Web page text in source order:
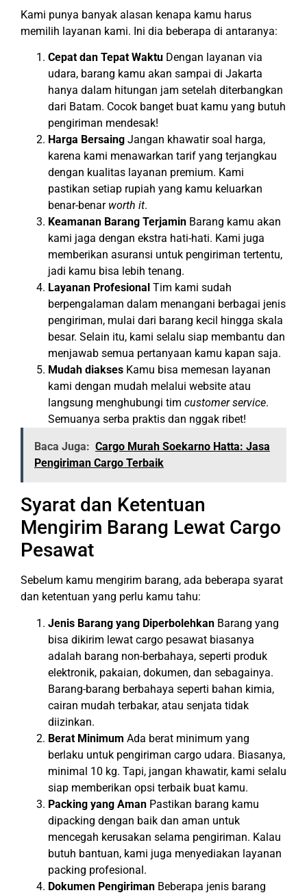
Kami punya banyak alasan kenapa kamu harus
memilih layanan kami. Ini dia beberapa di antaranya:
Cepat dan Tepat Waktu Dengan layanan via
udara, barang kamu akan sampai di Jakarta
hanya dalam hitungan jam setelah diterbangkan
dari Batam. Cocok banget buat kamu yang butuh
pengiriman mendesak!
Harga Bersaing Jangan khawatir soal harga,
karena kami menawarkan tarif yang terjangkau
dengan kualitas layanan premium. Kami
pastikan setiap rupiah yang kamu keluarkan
benar-benar worth it.
Keamanan Barang Terjamin Barang kamu akan
kami jaga dengan ekstra hati-hati. Kami juga
memberikan asuransi untuk pengiriman tertentu,
jadi kamu bisa lebih tenang.
Layanan Profesional Tim kami sudah
berpengalaman dalam menangani berbagai jenis
pengiriman, mulai dari barang kecil hingga skala
besar. Selain itu, kami selalu siap membantu dan
menjawab semua pertanyaan kamu kapan saja.
Mudah diakses Kamu bisa memesan layanan
kami dengan mudah melalui website atau
langsung menghubungi tim customer service.
Semuanya serba praktis dan nggak ribet!
Baca Juga: Cargo Murah Soekarno Hatta: Jasa
Pengiriman Cargo Terbaik
Syarat dan Ketentuan
Mengirim Barang Lewat Cargo
Pesawat
Sebelum kamu mengirim barang, ada beberapa syarat
dan ketentuan yang perlu kamu tahu:
Jenis Barang yang Diperbolehkan Barang yang
bisa dikirim lewat cargo pesawat biasanya
adalah barang non-berbahaya, seperti produk
elektronik, pakaian, dokumen, dan sebagainya.
Barang-barang berbahaya seperti bahan kimia,
cairan mudah terbakar, atau senjata tidak
diizinkan.
Berat Minimum Ada berat minimum yang
berlaku untuk pengiriman cargo udara. Biasanya,
minimal 10 kg. Tapi, jangan khawatir, kami selalu
siap memberikan opsi terbaik buat kamu.
Packing yang Aman Pastikan barang kamu
dipacking dengan baik dan aman untuk
mencegah kerusakan selama pengiriman. Kalau
butuh bantuan, kami juga menyediakan layanan
packing profesional.
Dokumen Pengiriman Beberapa jenis barang